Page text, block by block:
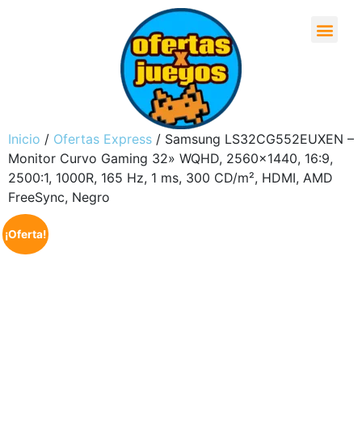
Inicio / Ofertas Express / Samsung LS32CG552EUXEN –
Monitor Curvo Gaming 32» WQHD, 2560×1440, 16:9,
2500:1, 1000R, 165 Hz, 1 ms, 300 CD/m², HDMI, AMD
FreeSync, Negro
¡Oferta!